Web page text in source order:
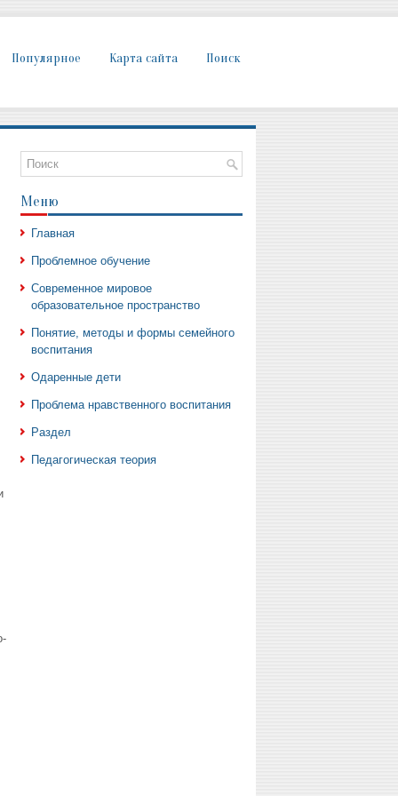
Популярное Карта сайта Поиск
Меню
Главная
Проблемное обучение
Современное мировое
образовательное пространство
Понятие, методы и формы семейного
воспитания
Одаренные дети
Проблема нравственного воспитания
Раздел
Педагогическая теория